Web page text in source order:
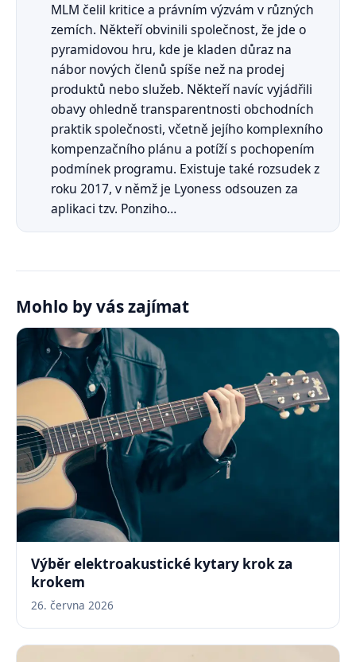
MLM čelil kritice a právním výzvám v různých
zemích. Někteří obvinili společnost, že jde o
pyramidovou hru, kde je kladen důraz na
nábor nových členů spíše než na prodej
produktů nebo služeb. Někteří navíc vyjádřili
obavy ohledně transparentnosti obchodních
praktik společnosti, včetně jejího komplexního
kompenzačního plánu a potíží s pochopením
podmínek programu. Existuje také rozsudek z
roku 2017, v němž je Lyoness odsouzen za
aplikaci tzv. Ponziho…
Mohlo by vás zajímat
Výběr elektroakustické kytary krok za
krokem
26. června 2026